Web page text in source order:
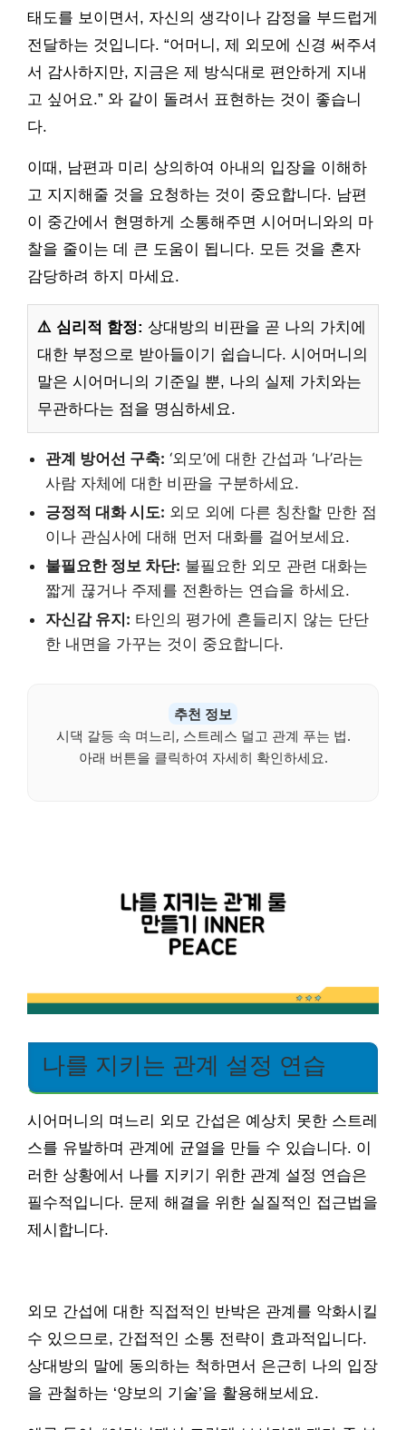
태도를 보이면서, 자신의 생각이나 감정을 부드럽게
전달하는 것입니다. “어머니, 제 외모에 신경 써주셔
서 감사하지만, 지금은 제 방식대로 편안하게 지내
고 싶어요.” 와 같이 돌려서 표현하는 것이 좋습니
다.
이때, 남편과 미리 상의하여 아내의 입장을 이해하
고 지지해줄 것을 요청하는 것이 중요합니다. 남편
이 중간에서 현명하게 소통해주면 시어머니와의 마
찰을 줄이는 데 큰 도움이 됩니다. 모든 것을 혼자
감당하려 하지 마세요.
⚠️ 심리적 함정: 상대방의 비판을 곧 나의 가치에
대한 부정으로 받아들이기 쉽습니다. 시어머니의
말은 시어머니의 기준일 뿐, 나의 실제 가치와는
무관하다는 점을 명심하세요.
관계 방어선 구축: ‘외모’에 대한 간섭과 ‘나’라는
사람 자체에 대한 비판을 구분하세요.
긍정적 대화 시도: 외모 외에 다른 칭찬할 만한 점
이나 관심사에 대해 먼저 대화를 걸어보세요.
불필요한 정보 차단: 불필요한 외모 관련 대화는
짧게 끊거나 주제를 전환하는 연습을 하세요.
자신감 유지: 타인의 평가에 흔들리지 않는 단단
한 내면을 가꾸는 것이 중요합니다.
추천 정보
시댁 갈등 속 며느리, 스트레스 덜고 관계 푸는 법.
아래 버튼을 클릭하여 자세히 확인하세요.
나를 지키는 관계 설정 연습
시어머니의 며느리 외모 간섭은 예상치 못한 스트레
스를 유발하며 관계에 균열을 만들 수 있습니다. 이
러한 상황에서 나를 지키기 위한 관계 설정 연습은
필수적입니다. 문제 해결을 위한 실질적인 접근법을
제시합니다.
외모 간섭에 대한 직접적인 반박은 관계를 악화시킬
수 있으므로, 간접적인 소통 전략이 효과적입니다.
상대방의 말에 동의하는 척하면서 은근히 나의 입장
을 관철하는 ‘양보의 기술’을 활용해보세요.